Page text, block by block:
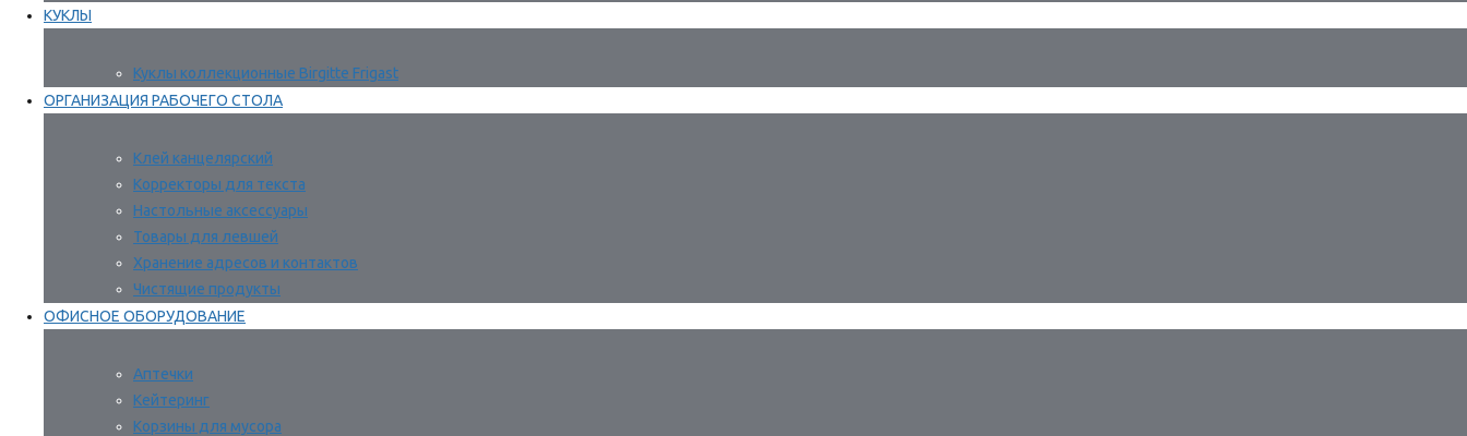
КУКЛЫ
Куклы коллекционные Birgitte Frigast
ОРГАНИЗАЦИЯ РАБОЧЕГО СТОЛА
Клей канцелярский
Корректоры для текста
Настольные аксессуары
Товары для левшей
Хранение адресов и контактов
Чистящие продукты
ОФИСНОЕ ОБОРУДОВАНИЕ
Аптечки
Кейтеринг
Корзины для мусора